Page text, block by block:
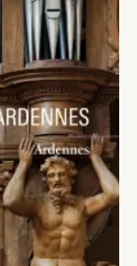
la Région Grand Est